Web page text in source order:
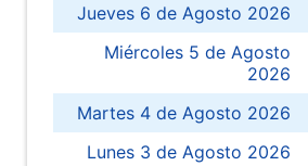
Jueves 6 de Agosto 2026
Miércoles 5 de Agosto
2026
Martes 4 de Agosto 2026
Lunes 3 de Agosto 2026